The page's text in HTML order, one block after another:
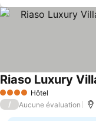
4 Étoiles Hôtel
/ Aucune évaluation